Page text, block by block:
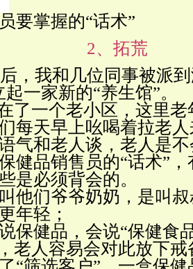
要掌握的“话术”
2、拓荒
，我和几位同事被派
一家新的“养生馆”。
了一个老小区，这里
每天早上吆喝着拉老
气和老人谈，老人是
健品销售员的“话术”
是必须背会的。
他们爷爷奶奶，是叫
年轻；
保健品，会说“保健食
老人容易会对此放下